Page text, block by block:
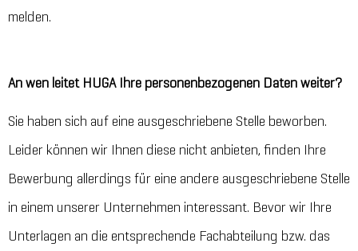
melden.
An wen leitet HUGA Ihre personenbezogenen Daten weiter?
Sie haben sich auf eine ausgeschriebene Stelle beworben.
Leider können wir Ihnen diese nicht anbieten, finden Ihre
Bewerbung allerdings für eine andere ausgeschriebene Stelle
in einem unserer Unternehmen interessant. Bevor wir Ihre
Unterlagen an die entsprechende Fachabteilung bzw. das